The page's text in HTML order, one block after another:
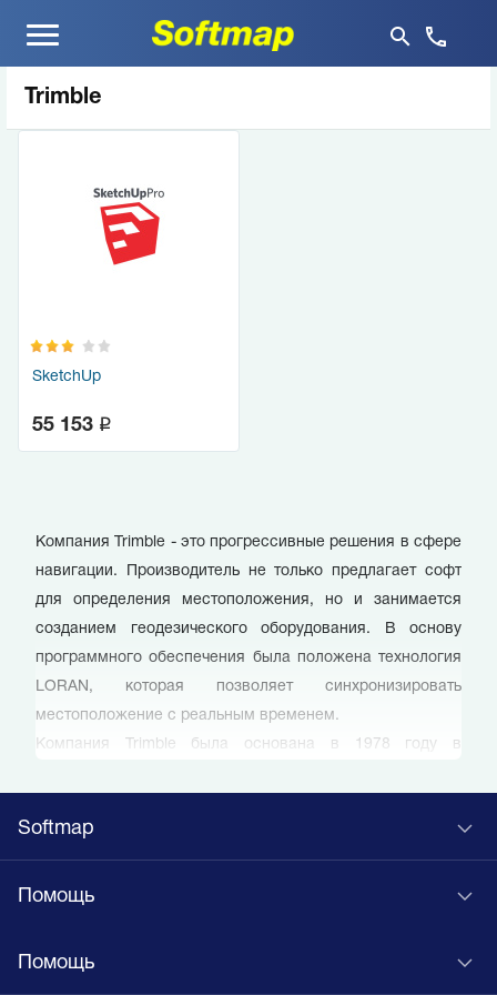
Меню
Trimble
SketchUp
55 153 q
Компания Trimble - это прогрессивные решения в сфере
навигации. Производитель не только предлагает софт
для определения местоположения, но и занимается
созданием геодезического оборудования. В основу
программного обеспечения была положена технология
LORAN, которая позволяет синхронизировать
местоположение с реальным временем.
Компания Trimble была основана в 1978 году в
этой технологии большое будущее, поэтому активно
включился в развитие этого направления.
Компания Trimble стала разработчиком первых
вышла далеко за пределы военной отрасли и стала
Softmap
Помощь
Помощь